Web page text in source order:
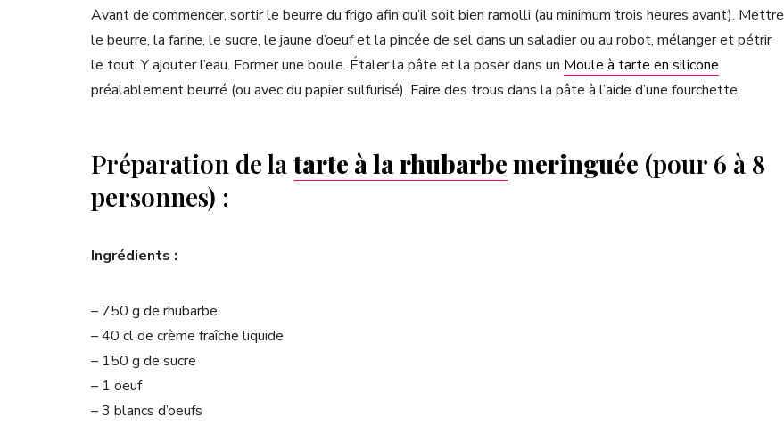
Avant de commencer, sortir le beurre du frigo afin qu’il soit bien ramolli (au minimum trois heures avant). Mettre
le beurre, la farine, le sucre, le jaune d’oeuf et la pincée de sel dans un saladier ou au robot, mélanger et pétrir
le tout. Y ajouter l’eau. Former une boule. Étaler la pâte et la poser dans un Moule à tarte en silicone
préalablement beurré (ou avec du papier sulfurisé). Faire des trous dans la pâte à l’aide d’une fourchette.
Préparation de latarte à la rhubarbemeringuée (pour 6 à 8
personnes) :
Ingrédients :
– 750 g de rhubarbe
– 40 cl de crème fraîche liquide
– 150 g de sucre
– 1 oeuf
– 3 blancs d’oeufs